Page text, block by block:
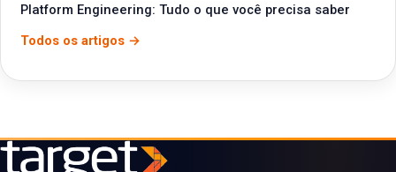
Platform Engineering: Tudo o que você precisa saber
Todos os artigos →